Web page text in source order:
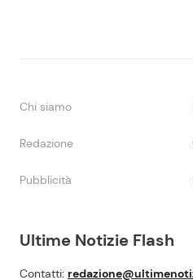
Ultime Notizie Flash
Contatti:
Chi siamo
Redazione
Pubblicità